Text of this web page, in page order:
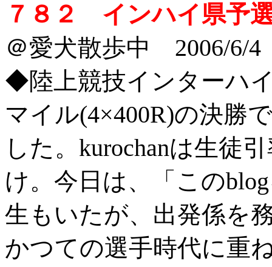
７８２ インハイ県予
＠愛犬散歩中 2006/6/4
◆陸上競技インターハ
マイル(4×400R)の決勝
した。kurochanは生徒
け。今日は、「この
生もいたが、出発係を
かつての選手時代に重